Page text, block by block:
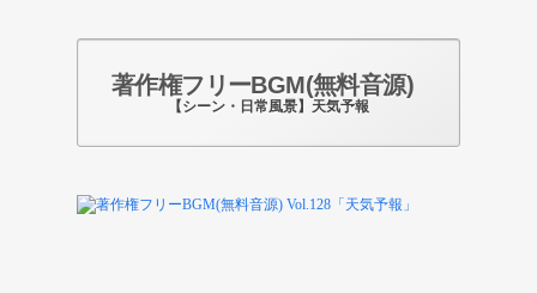
著作権フリーBGM(無料音源)
【シーン・日常風景】天気予報